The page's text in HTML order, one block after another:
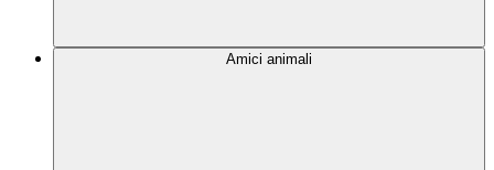
Amici animali